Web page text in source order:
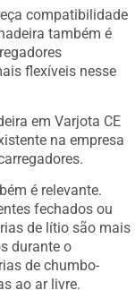
compatibilidade
também é
flexíveis nesse
em Varjota CE
na empresa
é relevante.
fechados ou
de lítio são mais
durante o
de chumbo-
ao ar livre.